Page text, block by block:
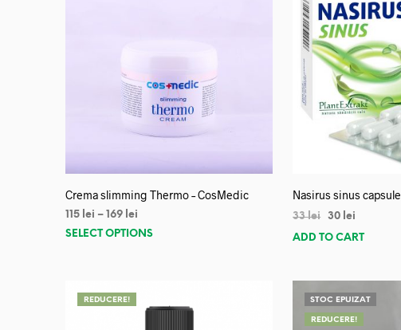
Crema slimming Thermo – CosMedic
115 lei – 169 lei
SELECT OPTIONS
Nasirus sinus capsule
33lei 30 lei
ADD TO CART
REDUCERE! STOC EPUIZAT
REDUCERE!